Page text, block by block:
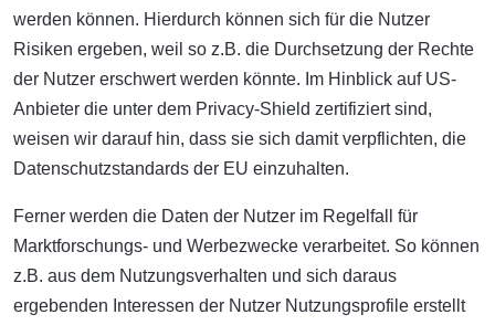
werden können. Hierdurch können sich für die Nutzer
Risiken ergeben, weil so z.B. die Durchsetzung der Rechte
der Nutzer erschwert werden könnte. Im Hinblick auf US-
Anbieter die unter dem Privacy-Shield zertifiziert sind,
weisen wir darauf hin, dass sie sich damit verpflichten, die
Datenschutzstandards der EU einzuhalten.
Ferner werden die Daten der Nutzer im Regelfall für
Marktforschungs- und Werbezwecke verarbeitet. So können
z.B. aus dem Nutzungsverhalten und sich daraus
ergebenden Interessen der Nutzer Nutzungsprofile erstellt